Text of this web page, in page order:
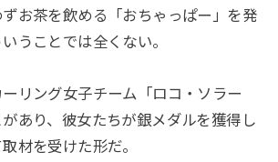
お茶を飲める「おちゃっぱー」を発
うことでは全くない。
リング女子チーム「ロコ・ソラー
があり、彼女たちが銀メダルを獲得し
材を受けた形だ。